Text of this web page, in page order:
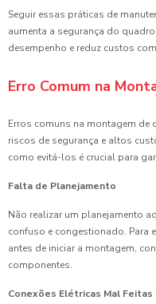
Seguir essas práticas de
aumenta a segurança do
desempenho e reduz custos
Erro Comum na
Erros comuns na montagem de
riscos de segurança e altos
como evitá-los é crucial para
Falta de Planejamento
Não realizar um planejamento
confuso e congestionado. Para
antes de iniciar a montagem,
componentes.
Conexões Elétricas Mal Feitas